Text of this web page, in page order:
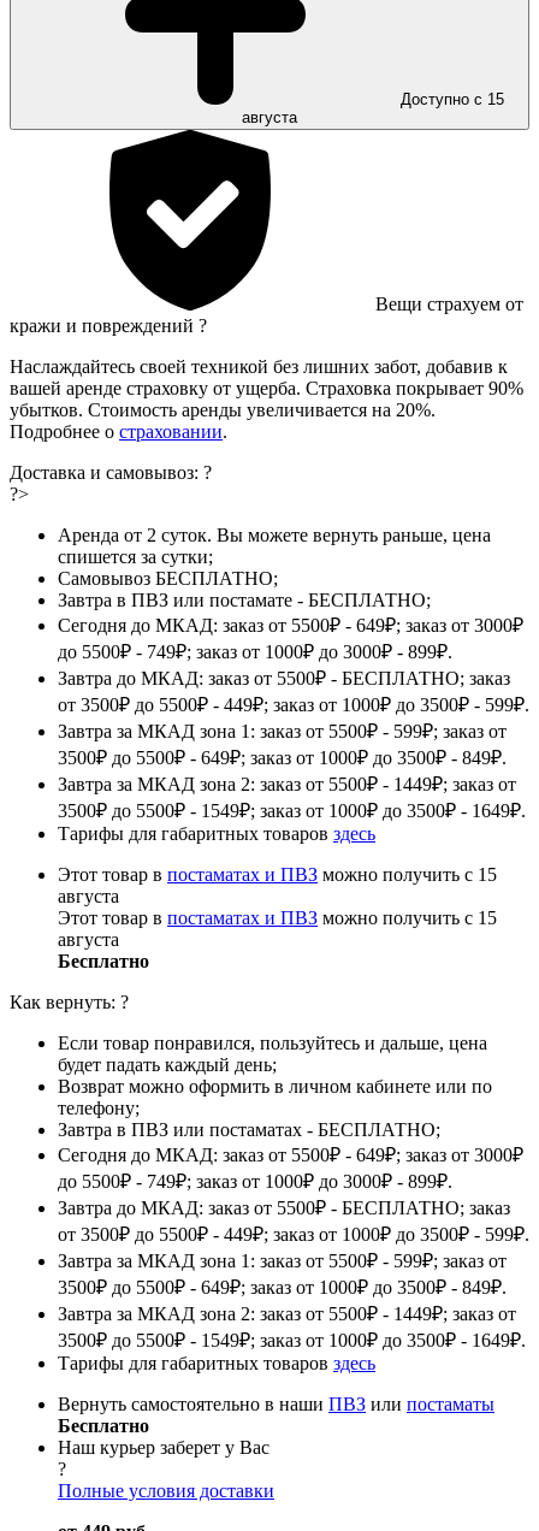
Доступно с 15
августа
Вещи страхуем от
кражи и повреждений ?
Наслаждайтесь своей техникой без лишних забот, добавив к
вашей аренде страховку от ущерба. Страховка покрывает 90%
убытков. Стоимость аренды увеличивается на 20%.
Подробнее о страховании.
Доставка и самовывоз: ?
?>
Аренда от 2 суток. Вы можете вернуть раньше, цена
спишется за сутки;
Самовывоз БЕСПЛАТНО;
Завтра в ПВЗ или постамате - БЕСПЛАТНО;
Сегодня до МКАД: заказ от 5500₽ - 649₽; заказ от 3000₽
до 5500₽ - 749₽; заказ от 1000₽ до 3000₽ - 899₽.
Завтра до МКАД: заказ от 5500₽ - БЕСПЛАТНО; заказ
от 3500₽ до 5500₽ - 449₽; заказ от 1000₽ до 3500₽ - 599₽.
Завтра за МКАД зона 1: заказ от 5500₽ - 599₽; заказ от
3500₽ до 5500₽ - 649₽; заказ от 1000₽ до 3500₽ - 849₽.
Завтра за МКАД зона 2: заказ от 5500₽ - 1449₽; заказ от
3500₽ до 5500₽ - 1549₽; заказ от 1000₽ до 3500₽ - 1649₽.
Тарифы для габаритных товаров здесь
Этот товар в постаматах и ПВЗ можно получить с 15
августа
Этот товар в постаматах и ПВЗ можно получить с 15
августа
Бесплатно
Как вернуть: ?
Если товар понравился, пользуйтесь и дальше, цена
будет падать каждый день;
Возврат можно оформить в личном кабинете или по
телефону;
Завтра в ПВЗ или постаматах - БЕСПЛАТНО;
Сегодня до МКАД: заказ от 5500₽ - 649₽; заказ от 3000₽
до 5500₽ - 749₽; заказ от 1000₽ до 3000₽ - 899₽.
Завтра до МКАД: заказ от 5500₽ - БЕСПЛАТНО; заказ
от 3500₽ до 5500₽ - 449₽; заказ от 1000₽ до 3500₽ - 599₽.
Завтра за МКАД зона 1: заказ от 5500₽ - 599₽; заказ от
3500₽ до 5500₽ - 649₽; заказ от 1000₽ до 3500₽ - 849₽.
Завтра за МКАД зона 2: заказ от 5500₽ - 1449₽; заказ от
3500₽ до 5500₽ - 1549₽; заказ от 1000₽ до 3500₽ - 1649₽.
Тарифы для габаритных товаров здесь
Вернуть самостоятельно в наши ПВЗ или постаматы
Бесплатно
Наш курьер заберет у Вас
?
Полные условия доставки